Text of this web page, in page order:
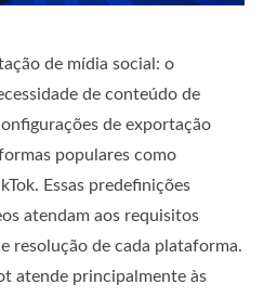
de mídia social: o
de conteúdo de
de exportação
populares como
Essas predefinições
atendam aos requisitos
resolução de cada plataforma.
atende principalmente às